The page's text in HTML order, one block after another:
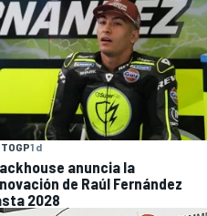
1 d
anuncia la
de Raúl Fernández
2028